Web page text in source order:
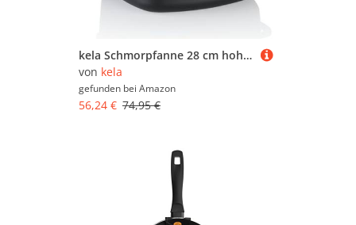
kela Schmorpfanne 28 cm hoher Rand ATURA, Induktion Servierpfanne mit Deckel 6 L, Aluguss keramisch beschichtet, Paella Pfanne
von kela
gefunden bei Amazon
56,24 € 74,95 €